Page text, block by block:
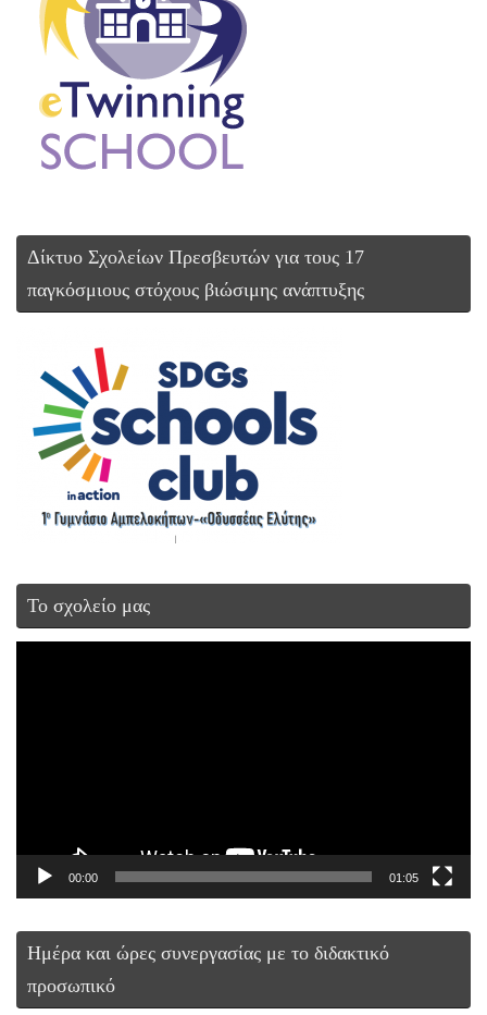
Δίκτυο Σχολείων Πρεσβευτών για τους 17
παγκόσμιους στόχους βιώσιμης ανάπτυξης
Το σχολείο μας
00:00 01:05
Ημέρα και ώρες συνεργασίας με το διδακτικό
προσωπικό